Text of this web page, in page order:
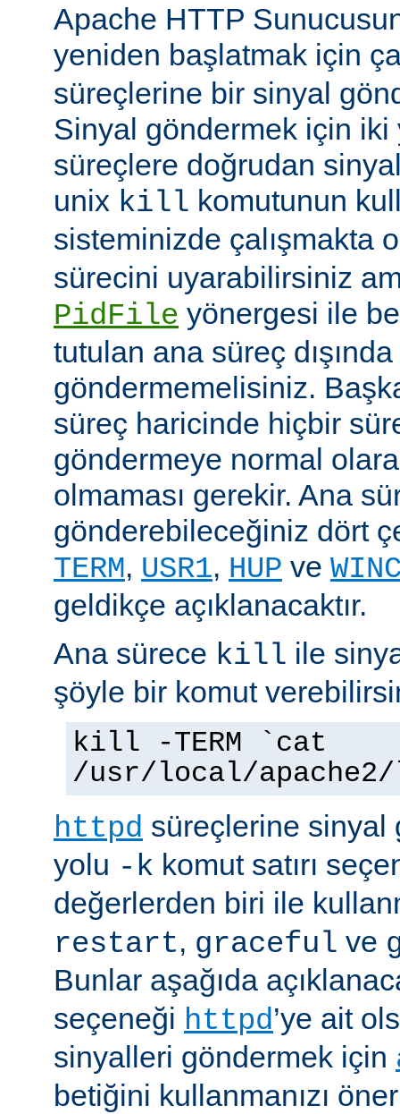
Apache HTTP
yeniden başlatmak için
süreçlerine bir sinyal
Sinyal göndermek için iki
süreçlere doğrudan
unix kill komutunun
sisteminizde çalışmakta
sürecini uyarabilirsiniz
PidFile yönergesi ile
tutulan ana süreç
göndermemelisiniz.
süreç haricinde hiçbir
göndermeye normal
olmaması gerekir. Ana
gönderebileceğiniz dört
TERM, USR1, HUP ve
geldikçe açıklanacaktır.
Ana sürece kill ile
şöyle bir komut
kill -TERM `cat
/usr/local/
httpd süreçlerine sinyal
yolu -k komut satırı
değerlerden biri ile
restart, graceful ve
Bunlar aşağıda
seçeneği httpd’ye ait
sinyalleri göndermek için
betiğini kullanmanızı